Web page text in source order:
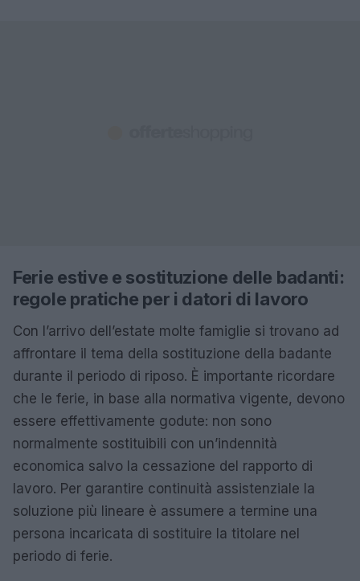
Ferie estive e sostituzione delle badanti:
regole pratiche per i datori di lavoro
Con l’arrivo dell’estate molte famiglie si trovano ad
affrontare il tema della sostituzione della badante
durante il periodo di riposo. È importante ricordare
che le ferie, in base alla normativa vigente, devono
essere effettivamente godute: non sono
normalmente sostituibili con un’indennità
economica salvo la cessazione del rapporto di
lavoro. Per garantire continuità assistenziale la
soluzione più lineare è assumere a termine una
persona incaricata di sostituire la titolare nel
periodo di ferie.